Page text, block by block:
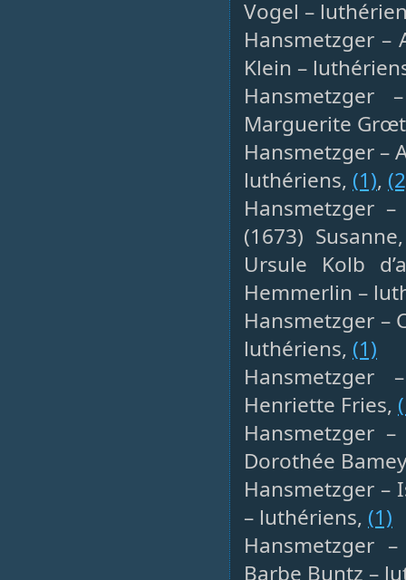
Vogel –
Hansmetzger –
Klein –
Hansmetzger
Marguerite
Hansmetzger –
luthériens, (1),
Hansmetzger
(1673)
Ursule Kolb
Hemmerlin –
Hansmetzger –
luthériens, (1)
Hansmetzger
Henriette Fries,
Hansmetzger
Dorothée
Hansmetzger –
– luthériens, (1)
Hansmetzger
Barbe Buntz –